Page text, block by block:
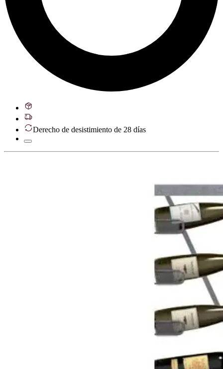
Derecho de desistimiento de 28 días